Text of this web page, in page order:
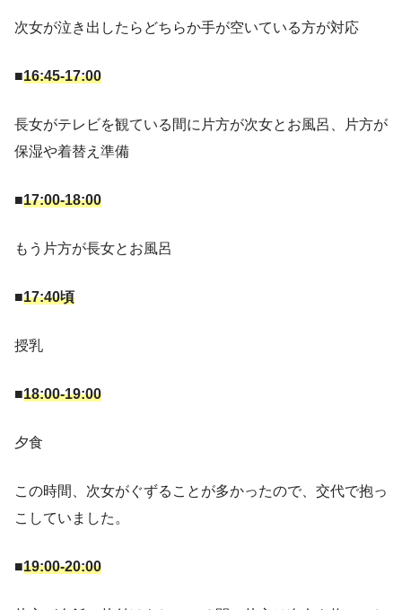
次女が泣き出したらどちらか手が空いている方が対応
■16:45-17:00
長女がテレビを観ている間に片方が次女とお風呂、片方が
保湿や着替え準備
■17:00-18:00
もう片方が長女とお風呂
■17:40頃
授乳
■18:00-19:00
夕食
この時間、次女がぐずることが多かったので、交代で抱っ
こしていました。
■19:00-20:00